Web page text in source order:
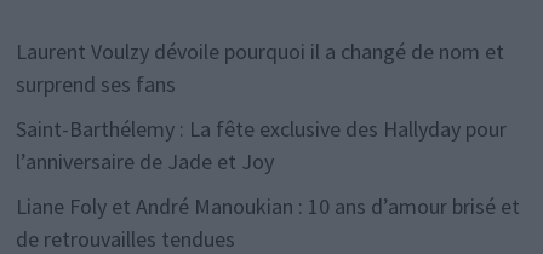
Laurent Voulzy dévoile pourquoi il a changé de nom et
surprend ses fans
Saint-Barthélemy : La fête exclusive des Hallyday pour
l’anniversaire de Jade et Joy
Liane Foly et André Manoukian : 10 ans d’amour brisé et
de retrouvailles tendues